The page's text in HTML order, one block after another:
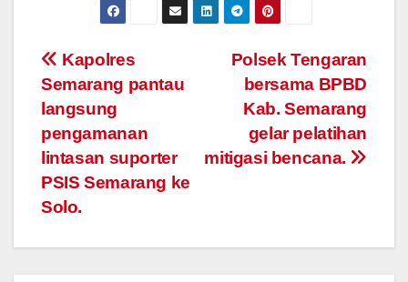
Post
navigation
Polsek Tengaran
bersama BPBD
Kab. Semarang
gelar pelatihan
mitigasi bencana.
Kapolres
Semarang pantau
langsung
pengamanan
lintasan suporter
PSIS Semarang ke
Solo.